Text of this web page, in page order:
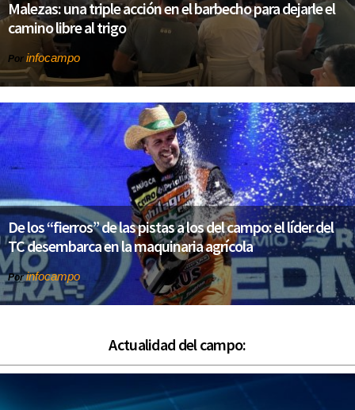
Malezas: una triple acción en el barbecho para dejarle el
camino libre al trigo
Por infocampo
De los “fierros” de las pistas a los del campo: el líder del
TC desembarca en la maquinaria agrícola
Porinfocampo
Actualidad del campo: